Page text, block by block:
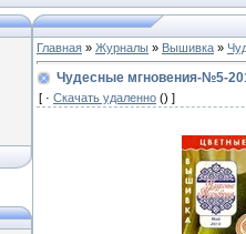
Главная » Журналы » Вышивка »
Чудесные мгновения-№5-
[ · Скачать удаленно () ]